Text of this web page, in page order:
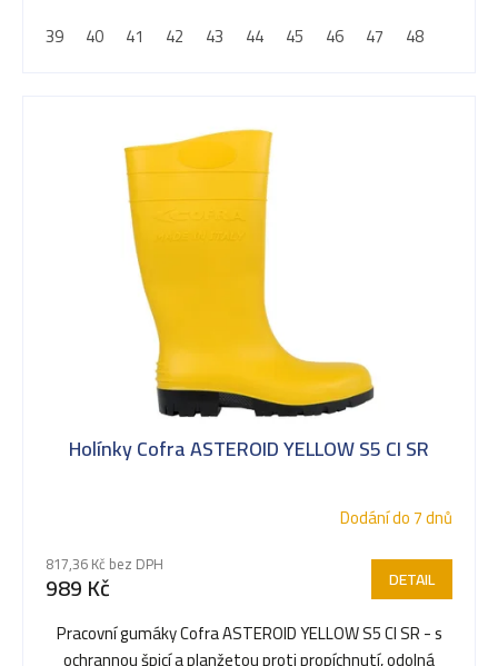
39
40 41 42 43 44 45 46 47 48
Holínky Cofra ASTEROID YELLOW S5 CI SR
Dodání do 7 dnů
817,36 Kč bez DPH
989 Kč DETAIL
Pracovní gumáky Cofra ASTEROID YELLOW S5 CI SR - s